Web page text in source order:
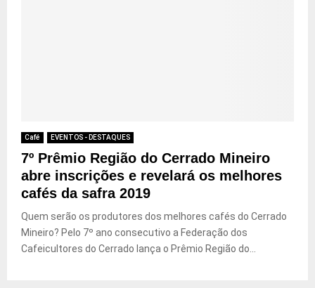
Café EVENTOS - DESTAQUES
7º Prêmio Região do Cerrado Mineiro
abre inscrições e revelará os melhores
cafés da safra 2019
Quem serão os produtores dos melhores cafés do Cerrado
Mineiro? Pelo 7º ano consecutivo a Federação dos
Cafeicultores do Cerrado lança o Prêmio Região do...